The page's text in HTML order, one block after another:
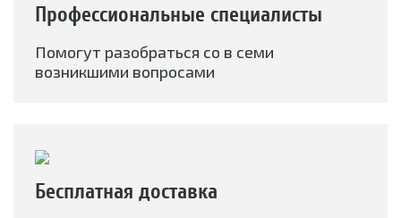
Профессиональные специалисты
Помогут разобраться со в семи
возникшими вопросами
Бесплатная доставка